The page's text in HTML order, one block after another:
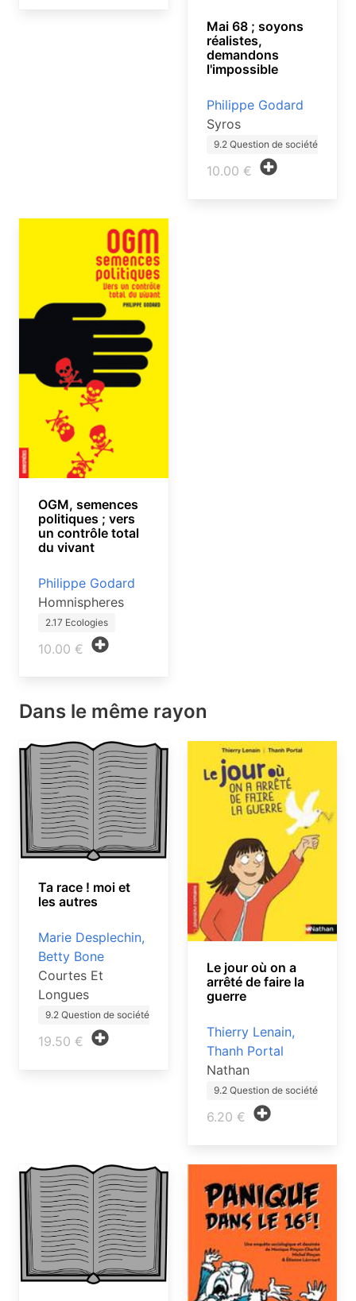
Mai 68 ; soyons
réalistes,
demandons
l'impossible
Philippe Godard
Syros
9.2 Question de société ado
10.00 €
OGM, semences
politiques ; vers
un contrôle total
du vivant
Philippe Godard
Homnispheres
2.17 Ecologies
10.00 €
Dans le même rayon
Ta race ! moi et
les autres
Marie Desplechin,
Betty Bone
Courtes Et
Longues
9.2 Question de société ado
19.50 €
Le jour où on a
arrêté de faire la
guerre
Thierry Lenain,
Thanh Portal
Nathan
9.2 Question de société ado
6.20 €